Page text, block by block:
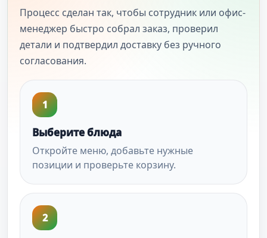
Процесс сделан так, чтобы сотрудник или офис-
менеджер быстро собрал заказ, проверил
детали и подтвердил доставку без ручного
согласования.
1
Выберите блюда
Откройте меню, добавьте нужные
позиции и проверьте корзину.
2